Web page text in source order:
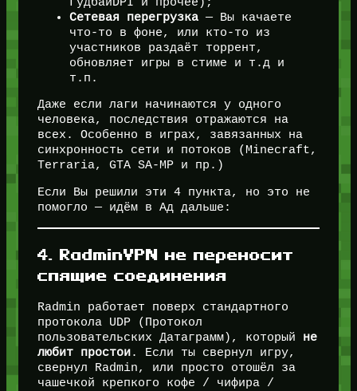
Сетевая перегрузка— Вы качаете
что-то в фоне, или кто-то из
участников раздаёт торрент,
обновляет игры в стиме и т.д и
т.п.
Даже если лаги начинаются у одного
человека, последствия отражаются на
всех. Особенно в играх, завязанных на
синхронность сети и потоков (Minecraft,
Terraria, GTA SA-MP и пр.)
Если Вы решили эти 4 пункта, но это не
помогло — идём в Ад дальше:
4. RadminVPN не переносит
спящие соединения
Radmin работает поверх стандартного
протокола UDP (Протокол
пользовательских Датаграмм), который не
любит простои. Если ты свернул игру,
свернул Radmin, или просто отошёл за
чашечкой крепкого кофе / чифира /